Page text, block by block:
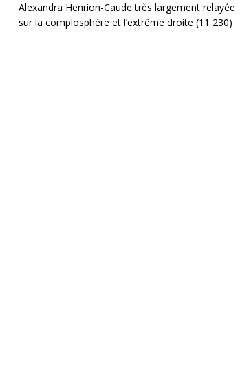
Alexandra Henrion-Caude très largement relayée
sur la complosphère et l’extrême droite (11 230)